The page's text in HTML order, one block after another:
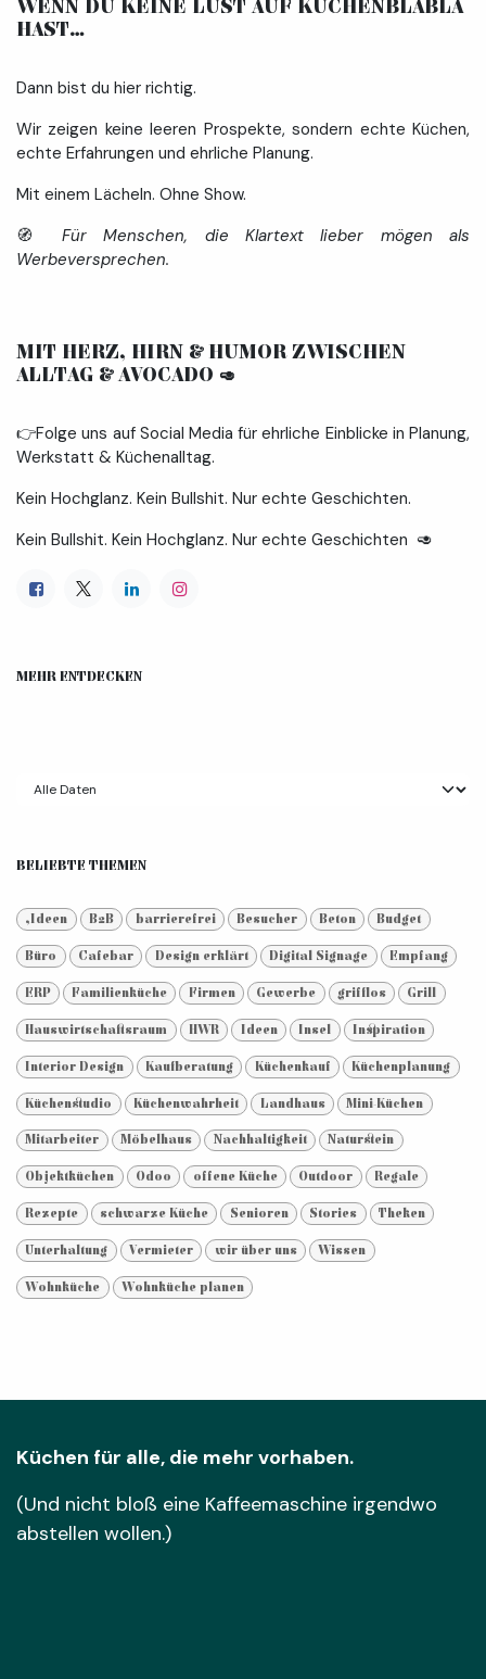
WENN DU KEINE LUST AUF KÜCHENBLABLA
HAST… ​
Dann bist du hier richtig.
Wir zeigen keine leeren Prospekte, sondern echte Küchen,
echte Erfahrungen und ehrliche Planung.
Mit einem Lächeln. Ohne Show.
🧭 Für Menschen, die Klartext lieber mögen als
Werbeversprechen.
MIT HERZ, HIRN & HUMOR ZWISCHEN
ALLTAG & AVOCADO 🥑
👉Folge uns auf Social Media für ehrliche Einblicke in Planung,
Werkstatt & Küchenalltag.
Kein Hochglanz. Kein Bullshit. Nur echte Geschichten.
Kein Bullshit. Kein Hochglanz. Nur echte Geschichten 🥑
MEHR ENTDECKEN
BELIEBTE THEMEN
,Ideen B2B barrierefrei Besucher Beton Budget
Büro Cafebar Design erklärt Digital Signage Empfang
ERP Familienküche Firmen Gewerbe grifflos Grill
Hauswirtschaftsraum HWR Ideen Insel Inspiration
Interior Design Kaufberatung Küchenkauf Küchenplanung
Küchenstudio Küchenwahrheit Landhaus Mini-Küchen
Mitarbeiter Möbelhaus Nachhaltigkeit Naturstein
Objektküchen Odoo offene Küche Outdoor Regale
Rezepte schwarze Küche Senioren Stories Theken
Unterhaltung Vermieter wir über uns Wissen
Wohnküche Wohnküche planen
Küchen für alle, die mehr vorhaben.
(Und nicht bloß eine Kaffeemaschine irgendwo
abstellen wollen.)